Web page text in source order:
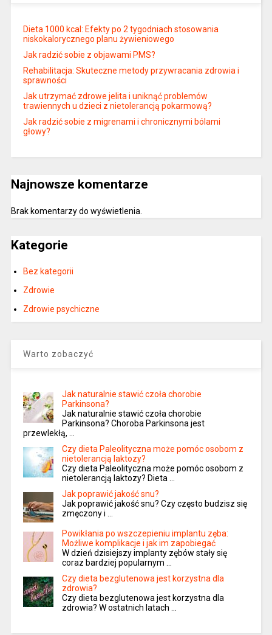
Dieta 1000 kcal: Efekty po 2 tygodniach stosowania
niskokalorycznego planu żywieniowego
Jak radzić sobie z objawami PMS?
Rehabilitacja: Skuteczne metody przywracania zdrowia i
sprawności
Jak utrzymać zdrowe jelita i uniknąć problemów
trawiennych u dzieci z nietolerancją pokarmową?
Jak radzić sobie z migrenami i chronicznymi bólami
głowy?
Najnowsze komentarze
Brak komentarzy do wyświetlenia.
Kategorie
Bez kategorii
Zdrowie
Zdrowie psychiczne
Warto zobaczyć
Jak naturalnie stawić czoła chorobie
Parkinsona?
Jak naturalnie stawić czoła chorobie
Parkinsona? Choroba Parkinsona jest
przewlekłą, …
Czy dieta Paleolityczna może pomóc osobom z
nietolerancją laktozy?
Czy dieta Paleolityczna może pomóc osobom z
nietolerancją laktozy? Dieta …
Jak poprawić jakość snu?
Jak poprawić jakość snu? Czy często budzisz się
zmęczony i …
Powikłania po wszczepieniu implantu zęba:
Możliwe komplikacje i jak im zapobiegać
W dzień dzisiejszy implanty zębów stały się
coraz bardziej popularnym …
Czy dieta bezglutenowa jest korzystna dla
zdrowia?
Czy dieta bezglutenowa jest korzystna dla
zdrowia? W ostatnich latach …